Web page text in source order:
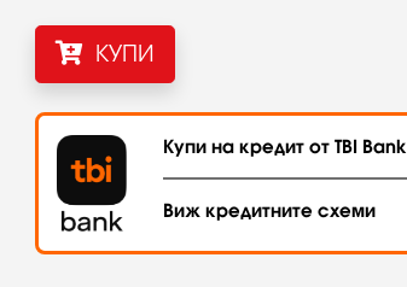
КУПИ
Купи на кредит от TBI Bank
Виж кредитните схеми